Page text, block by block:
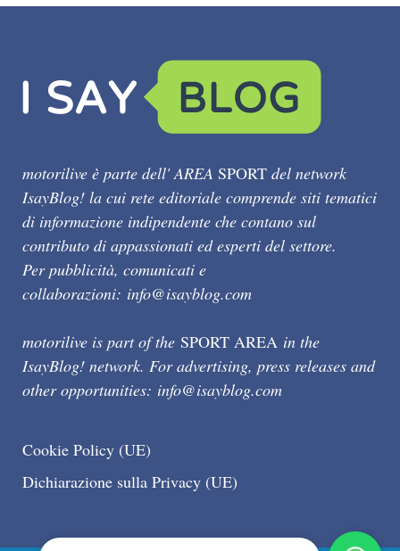
motorilive è parte dell' AREA SPORT del network
IsayBlog! la cui rete editoriale comprende siti tematici
di informazione indipendente che contano sul
contributo di appassionati ed esperti del settore.
Per pubblicità, comunicati e
collaborazioni: info@isayblog.com
motorilive is part of the SPORT AREA in the
IsayBlog! network. For advertising, press releases and
other opportunities: info@isayblog.com
Cookie Policy (UE)
Dichiarazione sulla Privacy (UE)